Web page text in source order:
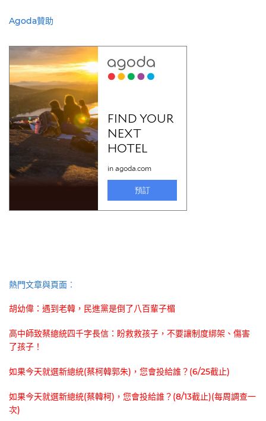
Agoda贊助
熱門文章與頁面︰
胡幼偉：遇到老韓，民進黨是倒了八百輩子楣
高中師致蔡總統四千字長信：盼救救孩子，不要讓制度綁架、傷害
了孩子！
如果今天就選新總統(蔡柯韓郭朱)，您會投給誰？(6/25截止)
如果今天就選新總統(蔡韓柯)，您會投給誰？(8/13截止)(每周調查一
次)